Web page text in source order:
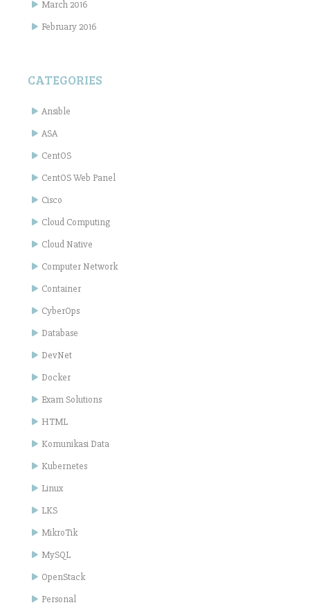
March 2016
February 2016
CATEGORIES
Ansible
ASA
CentOS
CentOS Web Panel
Cisco
Cloud Computing
Cloud Native
Computer Network
Container
CyberOps
Database
DevNet
Docker
Exam Solutions
HTML
Komunikasi Data
Kubernetes
Linux
LKS
MikroTik
MySQL
OpenStack
Personal